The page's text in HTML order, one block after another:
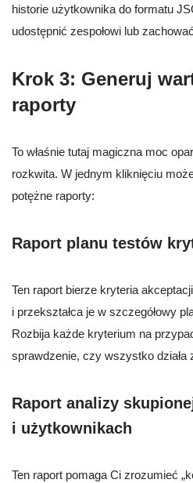
historie użytkownika do formatu
udostępnić zespołowi lub
Krok 3: Generuj
raporty
To właśnie tutaj magiczna moc
rozkwita. W jednym kliknięciu
potężne raporty:
Raport planu testów
Ten raport bierze kryteria
i przekształca je w szczegółowy
Rozbija każde kryterium na
sprawdzenie, czy wszystko działa
Raport analizy
i użytkownikach
Ten raport pomaga Ci zrozumieć